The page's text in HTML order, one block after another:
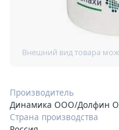
Производитель
Динамика ООО/Долфин
Страна производства